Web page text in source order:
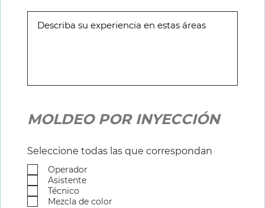
MOLDEO POR INYECCIÓN
Seleccione todas las que correspondan
Operador
Asistente
Técnico
Mezcla de color